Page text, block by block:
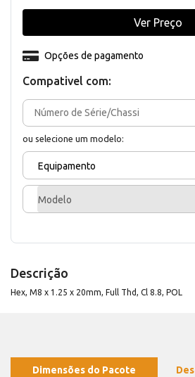
Compativel com:
ou selecione um modelo:
Equipamento
Modelo
Opções de pagamento
Ver Preço
Descrição
Hex, M8 x 1.25 x 20mm, Full Thd, Cl 8.8, POL
Dimensões do Pacote